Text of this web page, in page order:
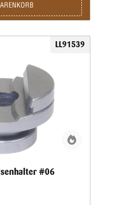
LL91539
#06